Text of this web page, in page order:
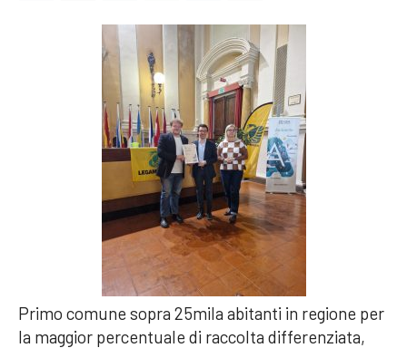
Primo comune sopra 25mila abitanti in regione per
la maggior percentuale di raccolta differenziata,